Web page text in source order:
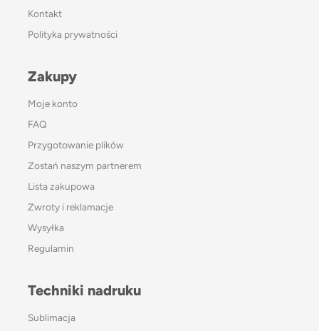
Kontakt
Polityka prywatności
Zakupy
Moje konto
FAQ
Przygotowanie plików
Zostań naszym partnerem
Lista zakupowa
Zwroty i reklamacje
Wysyłka
Regulamin
Techniki nadruku
Sublimacja